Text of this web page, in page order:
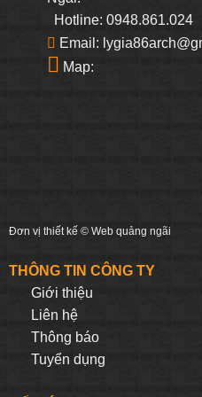
Hotline: 0948.861.024
Email:
Map:
Đơn vị thiết kế © Web quảng ngãi
THÔNG TIN CÔNG TY
Giới thiệu
Liên hệ
Thông báo
Tuyển dụng